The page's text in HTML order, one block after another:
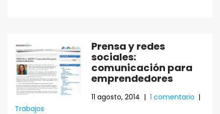
Prensa y redes
sociales:
comunicación para
emprendedores
11 agosto, 2014 | 1 comentario |
Trabajos